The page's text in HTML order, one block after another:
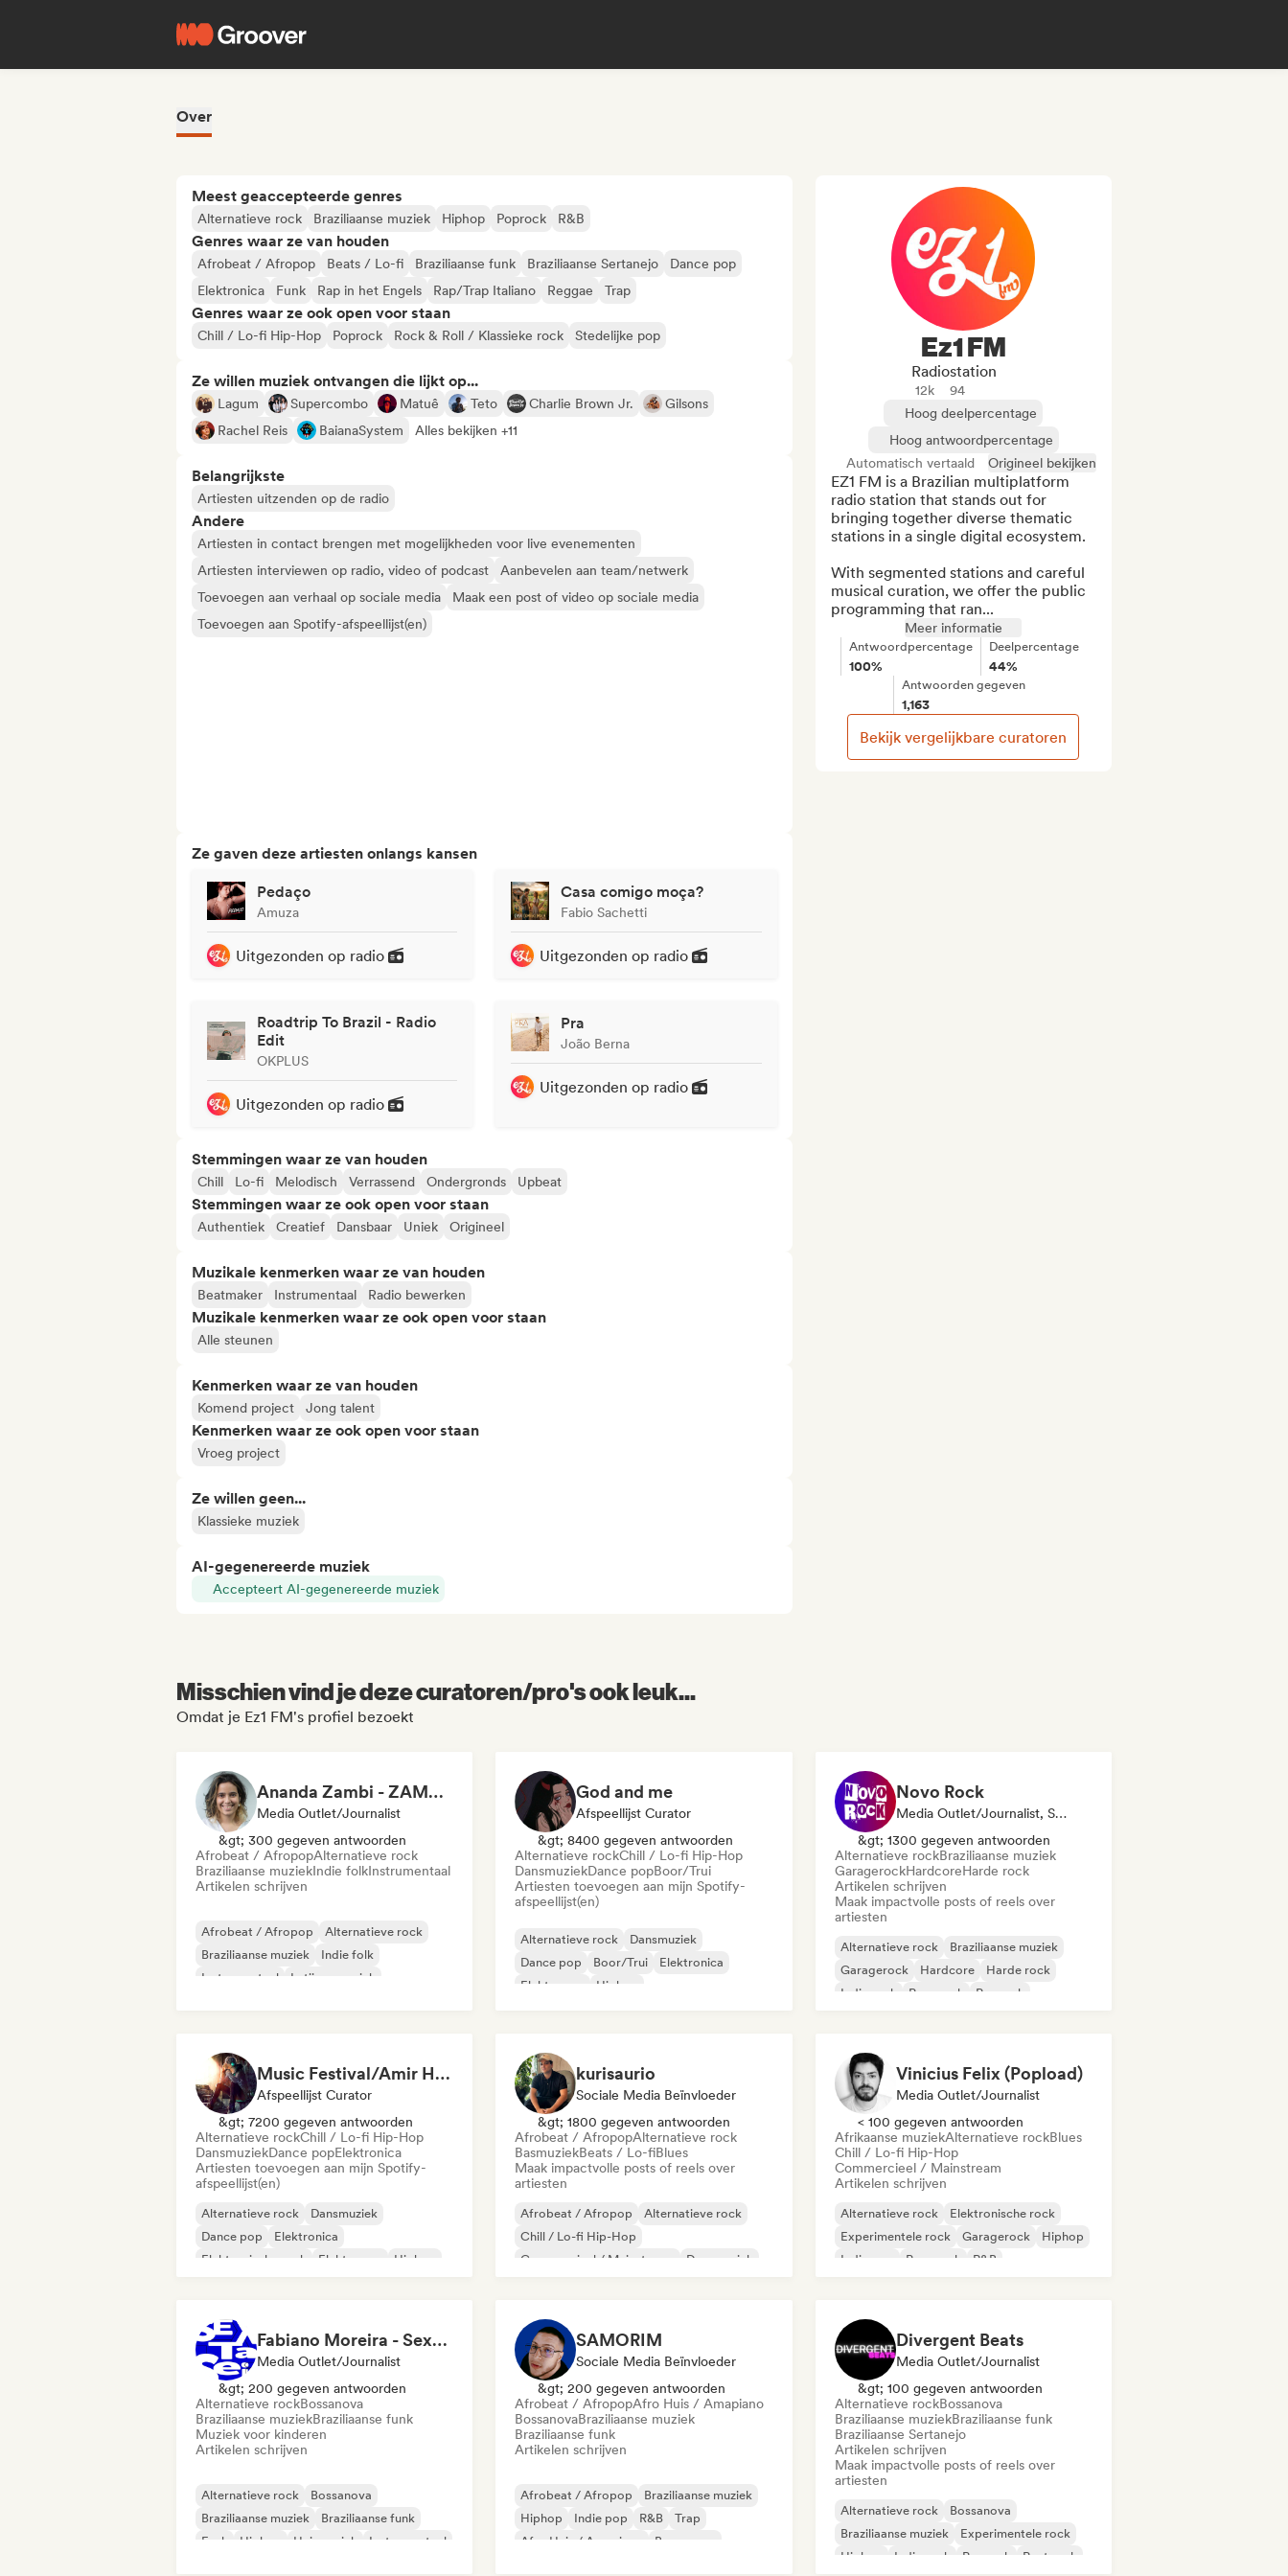
Over
Meest geaccepteerde genres
Alternatieve rock Braziliaanse muziek Hiphop Poprock R&B
Genres waar ze van houden
Afrobeat / Afropop Beats / Lo-fi Braziliaanse funk Braziliaanse Sertanejo
Dance pop
Elektronica
Funk Rap in het Engels Rap/Trap Italiano Reggae Trap
Genres waar ze ook open voor staan
Chill / Lo-fi Hip-Hop Poprock Rock & Roll / Klassieke rock Stedelijke pop
Ze willen muziek ontvangen die lijkt op...
Lagum Supercombo Matuê Teto Charlie Brown Jr.
Gilsons
Rachel Reis
BaianaSystem Alles bekijken +11
Belangrijkste
Artiesten uitzenden op de radio
Andere
Artiesten in contact brengen met mogelijkheden voor live evenementen
Artiesten interviewen op radio, video of podcast
Aanbevelen aan team/netwerk
Toevoegen aan verhaal op sociale media
Maak een post of video op sociale media
Toevoegen aan Spotify-afspeellijst(en)
Ze gaven deze artiesten onlangs kansen
Pedaço
Amuza
Uitgezonden op radio
Casa comigo moça?
Fabio Sachetti
Uitgezonden op radio
Roadtrip To Brazil - Radio
Edit
OKPLUS
Uitgezonden op radio
Pra
João Berna
Uitgezonden op radio
Stemmingen waar ze van houden
Chill Lo-fi Melodisch Verrassend Ondergronds Upbeat
Stemmingen waar ze ook open voor staan
Authentiek Creatief Dansbaar Uniek Origineel
Muzikale kenmerken waar ze van houden
Beatmaker Instrumentaal Radio bewerken
Muzikale kenmerken waar ze ook open voor staan
Alle steunen
Kenmerken waar ze van houden
Komend project Jong talent
Kenmerken waar ze ook open voor staan
Vroeg project
Ze willen geen...
Klassieke muziek
AI-gegenereerde muziek
Accepteert AI-gegenereerde muziek
Ez1 FM
Radiostation
12k
94
Hoog deelpercentage
Hoog antwoordpercentage
Automatisch vertaald
Origineel bekijken
EZ1 FM is a Brazilian multiplatform
radio station that stands out for
bringing together diverse thematic
stations in a single digital ecosystem.
With segmented stations and careful
musical curation, we offer the public
programming that ran...
Meer informatie
Antwoordpercentage
100%
Deelpercentage
44%
Antwoorden gegeven
1,163
Bekijk vergelijkbare curatoren
Misschien vind je deze curatoren/pro's ook leuk...
Omdat je Ez1 FM's profiel bezoekt
Ananda Zambi - ZAMBIDO BOM
Media Outlet/Journalist
&gt; 300 gegeven antwoorden
Afrobeat / AfropopAlternatieve rock
Braziliaanse muziekIndie folkInstrumentaal
Artikelen schrijven
Afrobeat / Afropop
Alternatieve rock
Braziliaanse muziek
Indie folk
Instrumentaal
Latijnse muziek
God and me
Afspeellijst Curator
&gt; 8400 gegeven antwoorden
Alternatieve rockChill / Lo-fi Hip-Hop
DansmuziekDance popBoor/Trui
Artiesten toevoegen aan mijn Spotify-
afspeellijst(en)
Alternatieve rock
Dansmuziek
Dance pop
Boor/Trui
Elektronica
Elektropop
Hiphop
Novo Rock
Media Outlet/Journalist, Sociale Media Beïnvloeder
&gt; 1300 gegeven antwoorden
Alternatieve rockBraziliaanse muziek
GaragerockHardcoreHarde rock
Artikelen schrijven
Maak impactvolle posts of reels over
artiesten
Alternatieve rock
Braziliaanse muziek
Garagerock
Hardcore
Harde rock
Indie rock
Pop-punk Poprock
Music Festival/Amir Hosein
Afspeellijst Curator
&gt; 7200 gegeven antwoorden
Alternatieve rockChill / Lo-fi Hip-Hop
DansmuziekDance popElektronica
Artiesten toevoegen aan mijn Spotify-
afspeellijst(en)
Alternatieve rock
Dansmuziek
Dance pop
Elektronica
Elektronische rock
Elektropop
Hiphop
kurisaurio
Sociale Media Beïnvloeder
&gt; 1800 gegeven antwoorden
Afrobeat / AfropopAlternatieve rock
BasmuziekBeats / Lo-fiBlues
Maak impactvolle posts of reels over
artiesten
Afrobeat / Afropop
Alternatieve rock
Chill / Lo-fi Hip-Hop
Commercieel / Mainstream
Dansmuziek
Vinicius Felix (Popload)
Media Outlet/Journalist
< 100 gegeven antwoorden
Afrikaanse muziekAlternatieve rockBlues
Chill / Lo-fi Hip-Hop
Commercieel / Mainstream
Artikelen schrijven
Alternatieve rock
Elektronische rock
Experimentele rock
Garagerock
Hiphop
Indie pop
Pop-punk R&B
Fabiano Moreira - Sexta Sei
Media Outlet/Journalist
&gt; 200 gegeven antwoorden
Alternatieve rockBossanova
Braziliaanse muziekBraziliaanse funk
Muziek voor kinderen
Artikelen schrijven
Alternatieve rock
Bossanova
Braziliaanse muziek
Braziliaanse funk
Funk
Hiphop Huismuziek Instrumentaal
SAMORIM
Sociale Media Beïnvloeder
&gt; 200 gegeven antwoorden
Afrobeat / AfropopAfro Huis / Amapiano
BossanovaBraziliaanse muziek
Braziliaanse funk
Artikelen schrijven
Afrobeat / Afropop
Braziliaanse muziek
Hiphop
Indie pop R&B
Trap
Afro Huis / Amapiano
Bossanova
Divergent Beats
Media Outlet/Journalist
&gt; 100 gegeven antwoorden
Alternatieve rockBossanova
Braziliaanse muziekBraziliaanse funk
Braziliaanse Sertanejo
Artikelen schrijven
Maak impactvolle posts of reels over
artiesten
Alternatieve rock
Bossanova
Braziliaanse muziek
Experimentele rock
Hiphop
Indie rock Poprock Post rock